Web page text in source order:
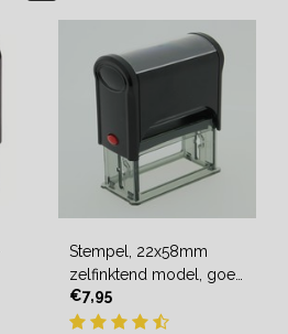
Stempel, 22x58mm
zelfinktend model, goed
voor vele afdrukken
€7,95